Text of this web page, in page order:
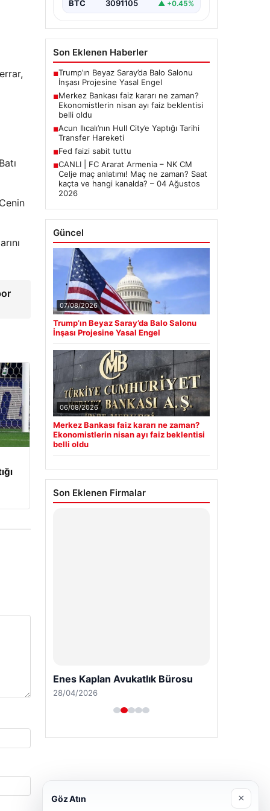
BTC 3091105 ▲ +0.45%
Son Eklenen Haberler
■Trump’ın Beyaz Saray’da Balo Salonu
İnşası Projesine Yasal Engel
■Merkez Bankası faiz kararı ne zaman?
Ekonomistlerin nisan ayı faiz beklentisi
belli oldu
■Acun Ilıcalı’nın Hull City’e Yaptığı Tarihi
Transfer Hareketi
■Fed faizi sabit tuttu
■CANLI | FC Ararat Armenia – NK CM
Celje maç anlatımı! Maç ne zaman? Saat
kaçta ve hangi kanalda? – 04 Ağustos
2026
Güncel
07/08/2026
Trump’ın Beyaz Saray’da Balo Salonu
İnşası Projesine Yasal Engel
06/08/2026
Merkez Bankası faiz kararı ne zaman?
Ekonomistlerin nisan ayı faiz beklentisi
belli oldu
Son Eklenen Firmalar
Enes Kaplan Avukatlık Bürosu
28/04/2026
Göz Atın ×